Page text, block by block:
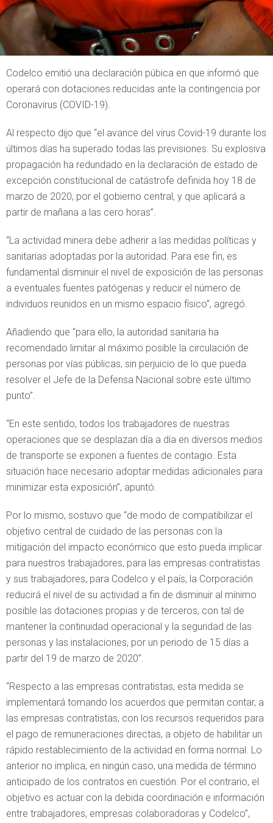
Codelco emitió una declaración púbica en que informó que
operará con dotaciones reducidas ante la contingencia por
Coronavirus (COVID-19).
Al respecto dijo que “el avance del virus Covid-19 durante los
últimos días ha superado todas las previsiones. Su explosiva
propagación ha redundado en la declaración de estado de
excepción constitucional de catástrofe definida hoy 18 de
marzo de 2020, por el gobierno central, y que aplicará a
partir de mañana a las cero horas”.
“La actividad minera debe adherir a las medidas políticas y
sanitarias adoptadas por la autoridad. Para ese fin, es
fundamental disminuir el nivel de exposición de las personas
a eventuales fuentes patógenas y reducir el número de
individuos reunidos en un mismo espacio físico”, agregó.
Añadiendo que “para ello, la autoridad sanitaria ha
recomendado limitar al máximo posible la circulación de
personas por vías públicas, sin perjuicio de lo que pueda
resolver el Jefe de la Defensa Nacional sobre este último
punto”.
“En este sentido, todos los trabajadores de nuestras
operaciones que se desplazan día a día en diversos medios
de transporte se exponen a fuentes de contagio. Esta
situación hace necesario adoptar medidas adicionales para
minimizar esta exposición”, apuntó.
Por lo mismo, sostuvo que “de modo de compatibilizar el
objetivo central de cuidado de las personas con la
mitigación del impacto económico que esto pueda implicar
para nuestros trabajadores, para las empresas contratistas
y sus trabajadores, para Codelco y el país, la Corporación
reducirá el nivel de su actividad a fin de disminuir al mínimo
posible las dotaciones propias y de terceros, con tal de
mantener la continuidad operacional y la seguridad de las
personas y las instalaciones, por un periodo de 15 días a
partir del 19 de marzo de 2020”.
“Respecto a las empresas contratistas, esta medida se
implementará tomando los acuerdos que permitan contar, a
las empresas contratistas, con los recursos requeridos para
el pago de remuneraciones directas, a objeto de habilitar un
rápido restablecimiento de la actividad en forma normal. Lo
anterior no implica, en ningún caso, una medida de término
anticipado de los contratos en cuestión. Por el contrario, el
objetivo es actuar con la debida coordinación e información
entre trabajadores, empresas colaboradoras y Codelco”,